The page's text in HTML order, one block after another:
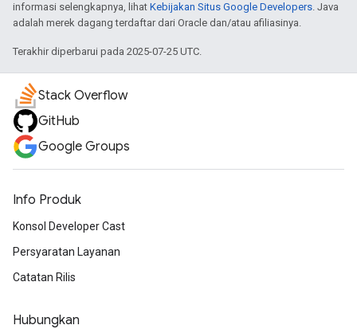
informasi selengkapnya, lihat Kebijakan Situs Google Developers. Java
adalah merek dagang terdaftar dari Oracle dan/atau afiliasinya.
Terakhir diperbarui pada 2025-07-25 UTC.
Stack Overflow
GitHub
Google Groups
Info Produk
Konsol Developer Cast
Persyaratan Layanan
Catatan Rilis
Hubungkan